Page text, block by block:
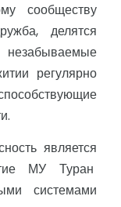
сообществу
делятся
регулярно
является
МУ Туран
системами